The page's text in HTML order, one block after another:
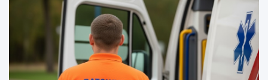
i
w